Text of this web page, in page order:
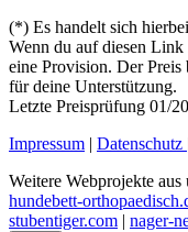
(*) Es handelt sich
Wenn du auf diesen
eine Provision. Der
für deine Unterstützung.
Letzte Preisprüfung 01/
Impressum | Datenschutz
Weitere Webprojekte aus
hundebett-
stubentiger.com | nager-